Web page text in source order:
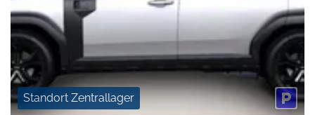
Standort Zentrallager